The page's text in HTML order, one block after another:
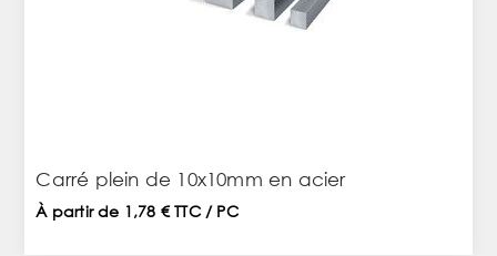
Carré plein de 10x10mm en acier
À partir de 1,78 € TTC / PC